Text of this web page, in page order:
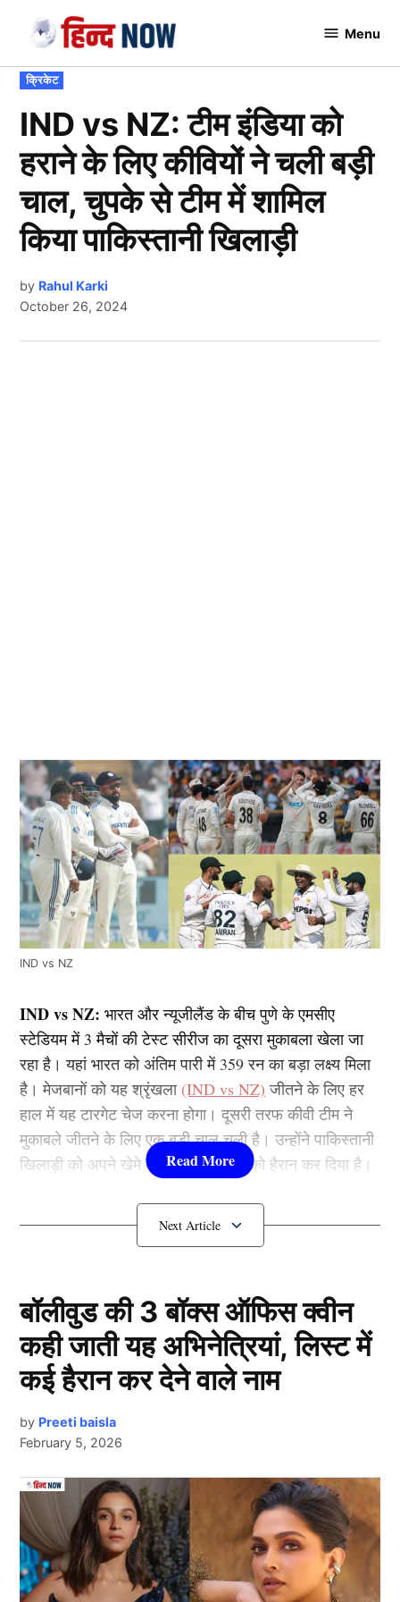
content
Menu
POSTED
IN
क्रिकेट
IND vs NZ: टीम इंडिया को
हराने के लिए कीवियों ने चली बड़ी
चाल, चुपके से टीम में शामिल
किया पाकिस्तानी खिलाड़ी
by Rahul Karki
October 26, 2024
IND vs NZ
IND vs NZ: भारत और न्यूजीलैंड के बीच पुणे के एमसीए
स्टेडियम में 3 मैचों की टेस्ट सीरीज का दूसरा मुकाबला खेला जा
रहा है। यहां भारत को अंतिम पारी में 359 रन का बड़ा लक्ष्य मिला
है। मेजबानों को यह श्रृंखला (IND vs NZ) जीतने के लिए हर
हाल में यह टारगेट चेज करना होगा। दूसरी तरफ कीवी टीम ने
मुकाबले जीतने के लिए एक बड़ी चाल चली है। उन्होंने पाकिस्तानी
खिलाड़ी को अपने खेमे में शामिल कर सभी को हैरान कर दिया है।
IND vs NZ: कीवी टीम में शामिल हुआ
New Zealand
दरअसल, भारत दौरे(IND vs NZ)
के लिए एजाज पटेल को
न्यूजीलैंड की स्क्वाड में जगह दी गई है। टीम इंडिया में जगह दी गई
है। उन्होंने भारत के खिलाफ पिछली सीरीज में 10 विकेट हॉल
Next Article
बॉलीवुड की 3 बॉक्स ऑफिस क्वीन
कही जाती यह अभिनेत्रियां, लिस्ट में
कई हैरान कर देने वाले नाम
by Preeti baisla
February 5, 2026